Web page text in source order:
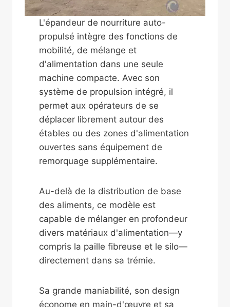
L'épandeur de nourriture auto-
propulsé intègre des fonctions de
mobilité, de mélange et
d'alimentation dans une seule
machine compacte. Avec son
système de propulsion intégré, il
permet aux opérateurs de se
déplacer librement autour des
étables ou des zones d'alimentation
ouvertes sans équipement de
remorquage supplémentaire.
Au-delà de la distribution de base
des aliments, ce modèle est
capable de mélanger en profondeur
divers matériaux d'alimentation—y
compris la paille fibreuse et le silo—
directement dans sa trémie.
Sa grande maniabilité, son design
économe en main-d'œuvre et sa